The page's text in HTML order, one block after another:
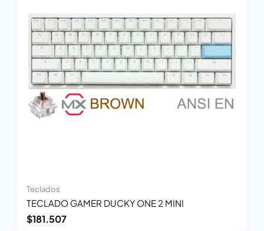
Teclados
TECLADO GAMER DUCKY ONE 2 MINI
$181.507